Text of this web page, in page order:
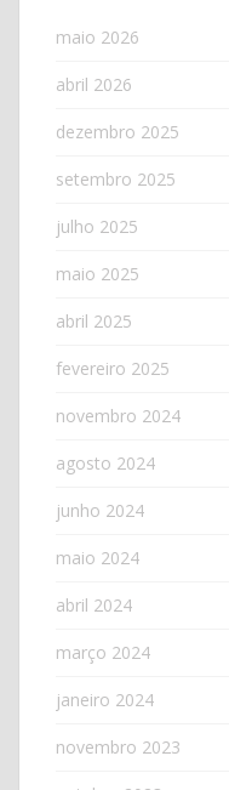
maio 2026
abril 2026
dezembro 2025
setembro 2025
julho 2025
maio 2025
abril 2025
fevereiro 2025
novembro 2024
agosto 2024
junho 2024
maio 2024
abril 2024
março 2024
janeiro 2024
novembro 2023